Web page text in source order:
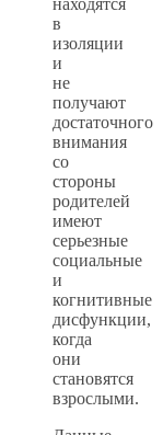
в
изоляции
и
не
получают
достаточного
внимания
со
стороны
родителей
имеют
серьезные
социальные
и
когнитивные
дисфункции,
когда
они
становятся
взрослыми.